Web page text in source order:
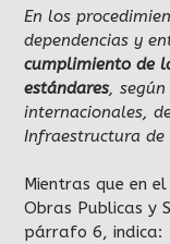
En los
dependencias y
cumplimiento de
estándares,
internacionales,
Infraestructura de
Mientras que en
Obras Publicas y
párrafo 6, indica: